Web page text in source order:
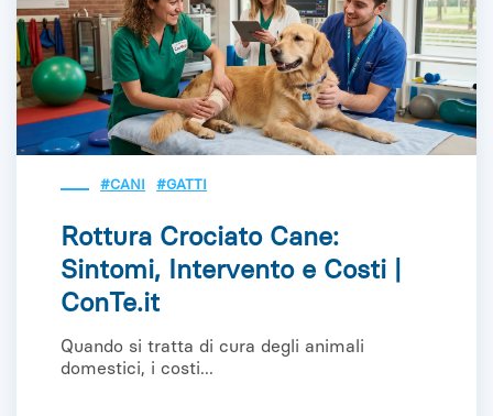
#CANI #GATTI
Rottura Crociato Cane:
Sintomi, Intervento e Costi |
ConTe.it
Quando si tratta di cura degli animali
domestici, i costi...